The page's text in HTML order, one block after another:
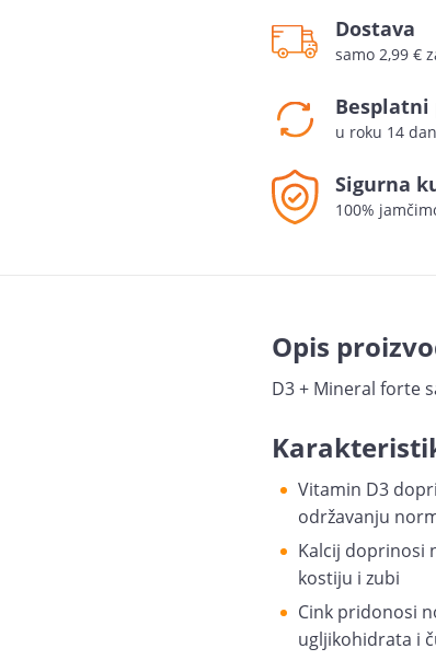
Dostava
samo 2,99 €
Besplatni
u roku 14
Sigurna
100%
Opis
D3 + Mineral forte
Vitamin D3
održavanju
Kalcij doprinosi
kostiju i zubi
Cink pridonosi
ugljikohidrata i